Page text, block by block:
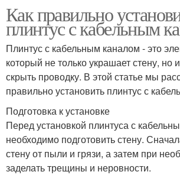
Как правильно
плинтус с кабельным
Плинтус с кабельным каналом - это
который не только украшает стену, но
скрыть проводку. В этой статье мы
правильно установить плинтус с
Подготовка к установке
Перед установкой плинтуса с
необходимо подготовить стену.
стену от пыли и грязи, а затем при
заделать трещины и неровности.